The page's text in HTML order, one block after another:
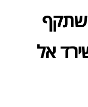
שתקף
אל